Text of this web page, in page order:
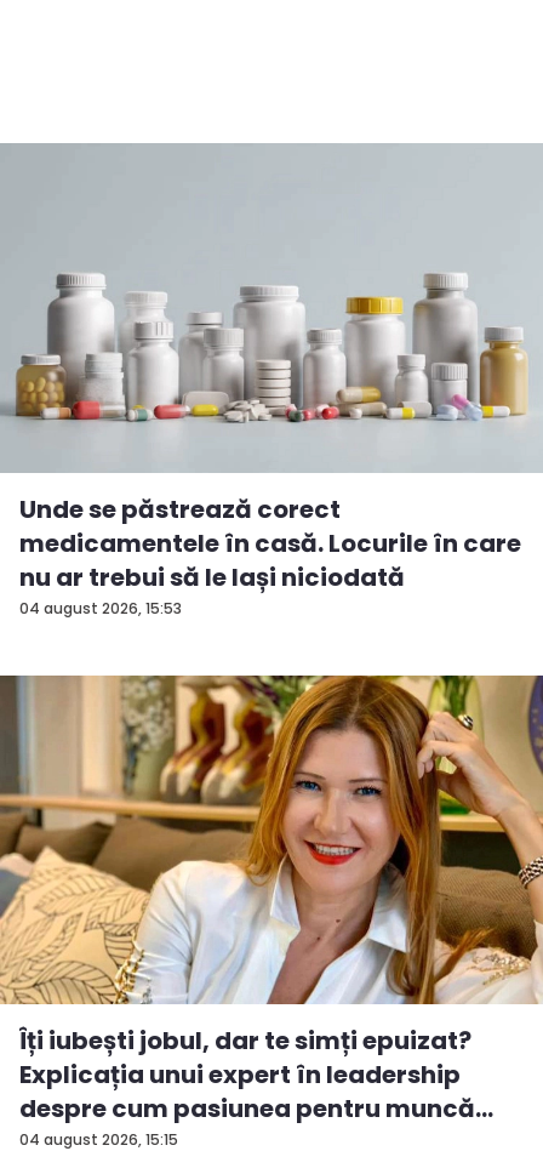
04 august 2026, 15:53
Unde se păstrează corect
medicamentele în casă. Locurile în care
nu ar trebui să le lași niciodată
04 august 2026, 15:15
Îți iubești jobul, dar te simți epuizat?
Explicația unui expert în leadership
despre cum pasiunea pentru muncă
po...